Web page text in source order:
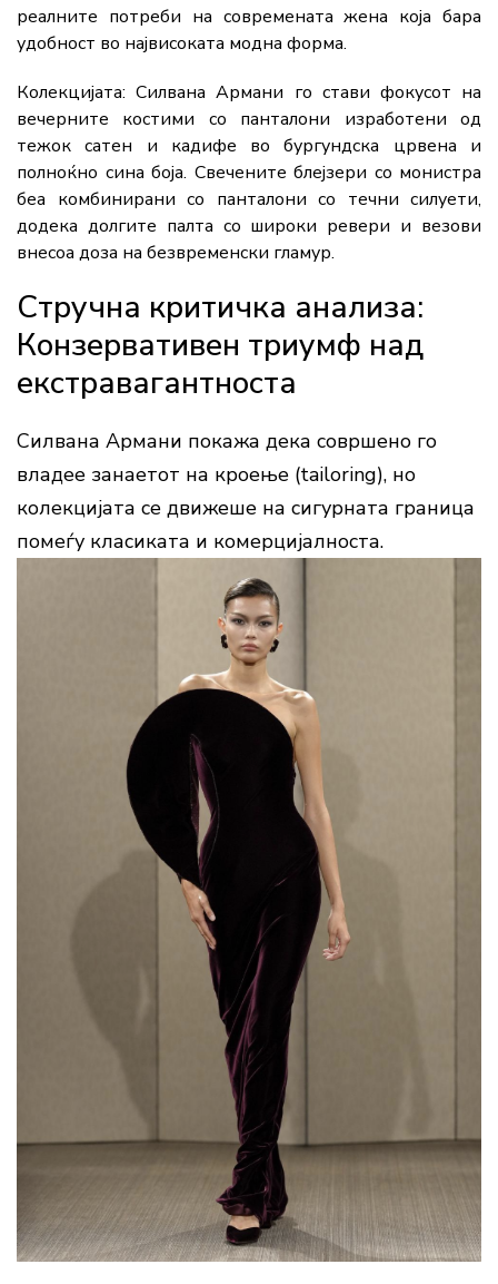
реалните потреби на современата жена која бара
удобност во највисоката модна форма.
Колекцијата: Силвана Армани го стави фокусот на
вечерните костими со панталони изработени од
тежок сатен и кадифе во бургундска црвена и
полноќно сина боја. Свечените блејзери со монистра
беа комбинирани со панталони со течни силуети,
додека долгите палта со широки ревери и везови
внесоа доза на безвременски гламур.
Стручна критичка анализа:
Конзервативен триумф над
екстравагантноста
Силвана Армани покажа дека совршено го
владее занаетот на кроење (tailoring), но
колекцијата се движеше на сигурната граница
помеѓу класиката и комерцијалноста.